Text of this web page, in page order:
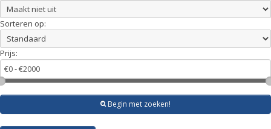
Sorteren op:
Prijs:
Begin met zoeken!